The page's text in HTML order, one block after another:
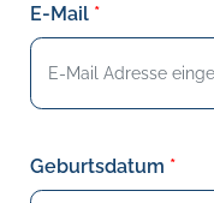
E-Mail
Geburtsdatum